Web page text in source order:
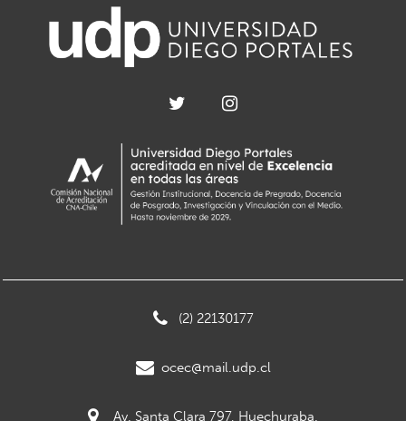
(2) 22130177
ocec@mail.udp.cl
Av. Santa Clara 797, Huechuraba.